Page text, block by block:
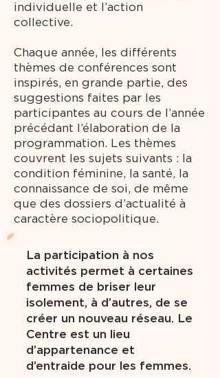
individuelle et l’action
collective.
Chaque année, les différents
thèmes de conférences sont
inspirés, en grande partie, des
suggestions faites par les
participantes au cours de l’année
précédant l’élaboration de la
programmation. Les thèmes
couvrent les sujets suivants : la
condition féminine, la santé, la
connaissance de soi, de même
que des dossiers d’actualité à
caractère sociopolitique.
La participation à nos
activités permet à certaines
femmes de briser leur
isolement, à d’autres, de se
créer un nouveau réseau. Le
Centre est un lieu
d’appartenance et
d’entraide pour les femmes.